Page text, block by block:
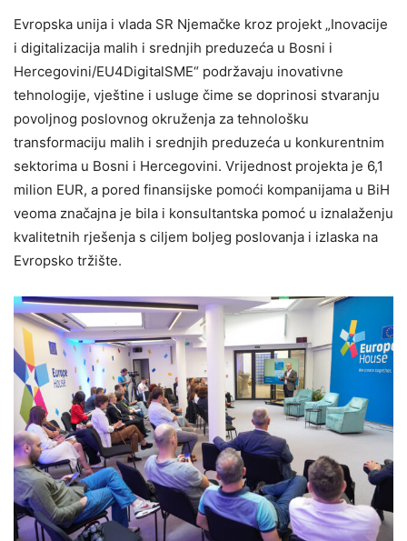
Evropska unija i vlada SR Njemačke kroz projekt „Inovacije
i digitalizacija malih i srednjih preduzeća u Bosni i
Hercegovini/EU4DigitalSME“ podržavaju inovativne
tehnologije, vještine i usluge čime se doprinosi stvaranju
povoljnog poslovnog okruženja za tehnološku
transformaciju malih i srednjih preduzeća u konkurentnim
sektorima u Bosni i Hercegovini. Vrijednost projekta je 6,1
milion EUR, a pored finansijske pomoći kompanijama u BiH
veoma značajna je bila i konsultantska pomoć u iznalaženju
kvalitetnih rješenja s ciljem boljeg poslovanja i izlaska na
Evropsko tržište.